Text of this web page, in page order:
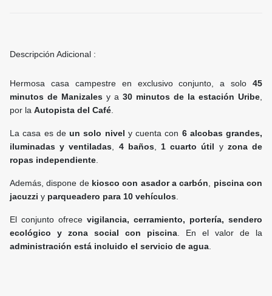
Descripción Adicional :
Hermosa casa campestre en exclusivo conjunto, a solo 45
minutos de Manizales y a 30 minutos de la estación Uribe
por la Autopista del Café
La casa es de un solo nivel y cuenta con 6 alcobas grandes,
iluminadas y ventiladas
4 baños, 1 cuarto útil y zona de
ropas independiente
Además, dispone de kiosco con asador a carbón
piscina con
jacuzzi y parqueadero para 10 vehículos
El conjunto ofrece vigilancia, cerramiento, portería, sendero
ecológico y zona social con piscina . En el valor de la
administración está incluido el servicio de agua